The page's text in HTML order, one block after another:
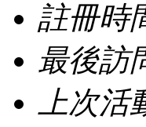
註冊時
最後訪
上次活